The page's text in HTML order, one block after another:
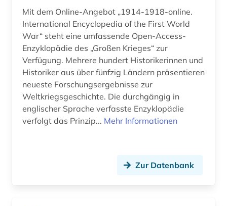
begräbnis (1)
begräbnisstätte (1)
behinderung (2)
behringwerke (1)
behörde (1)
behörden (1)
Mit dem Online-Angebot „1914-1918-online.
International Encyclopedia of the First World
War“ steht eine umfassende Open-Access-
Enzyklopädie des „Großen Krieges“ zur
Verfügung. Mehrere hundert Historikerinnen und
Historiker aus über fünfzig Ländern präsentieren
neueste Forschungsergebnisse zur
Weltkriegsgeschichte. Die durchgängig in
englischer Sprache verfasste Enzyklopädie
verfolgt das Prinzip... Mehr Informationen
Zur Datenbank